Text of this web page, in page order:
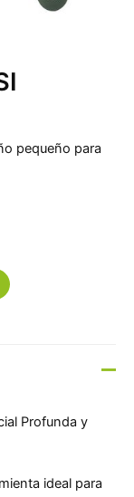
pequeño para
Profunda y
ideal para